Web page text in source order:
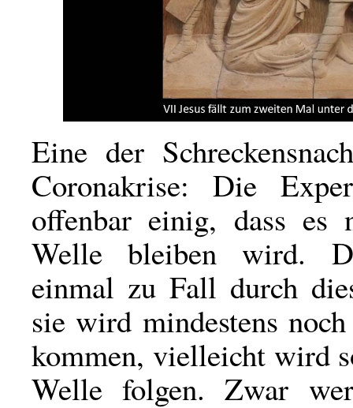
Eine der
Coronakrise: Die
offenbar einig, dass es
Welle bleiben wird.
einmal zu Fall durch
sie wird mindestens
kommen, vielleicht wird
Welle folgen. Zwar